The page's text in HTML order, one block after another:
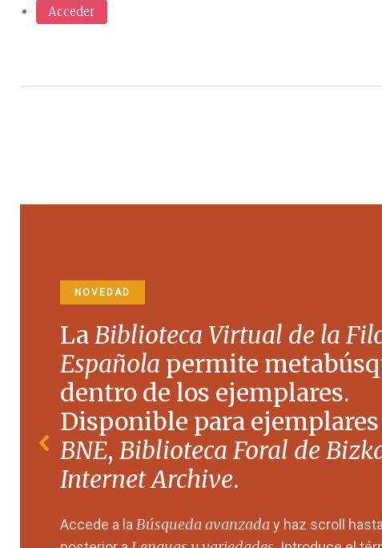
Acceder
NOVEDAD
LaBiblioteca Virtual de la
Española permite
dentro de los ejemplares.
Disponible para
BNE, Biblioteca Foral de
Internet Archive.
Accede a laBúsqueda avanzaday haz scroll